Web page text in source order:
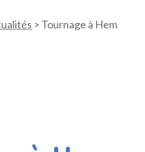
> Tournage à Hem